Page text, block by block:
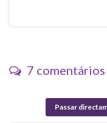
7 comentários
Passar